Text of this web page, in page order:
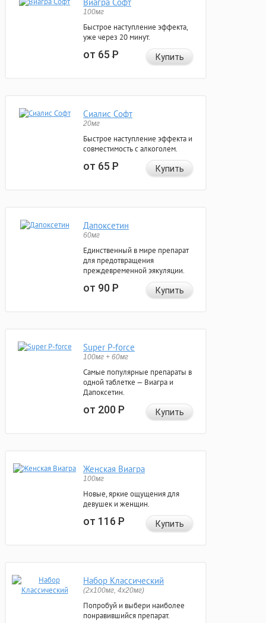
Виагра Софт
100мг
Быстрое наступление эффекта,
уже через 20 минут.
от 65Р Купить
Сиалис Софт
20мг
Быстрое наступление эффекта и
совместимость с алкоголем.
от 65Р Купить
Дапоксетин
60мг
Единственный в мире препарат
для предотвращения
преждевременной эякуляции.
от 90Р Купить
Super P-force
100мг + 60мг
Самые популярные препараты в
одной таблетке — Виагра и
Дапоксетин.
от 200Р Купить
Женская Виагра
100мг
Новые, яркие ощущения для
девушек и женщин.
от 116Р Купить
Набор Классический
(2x100мг, 4x20мг)
Попробуй и выбери наиболее
понравившийся препарат.